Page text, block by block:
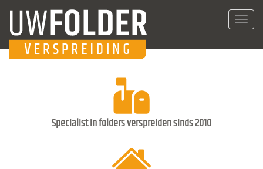
Specialist in folders verspreiden sinds 2010